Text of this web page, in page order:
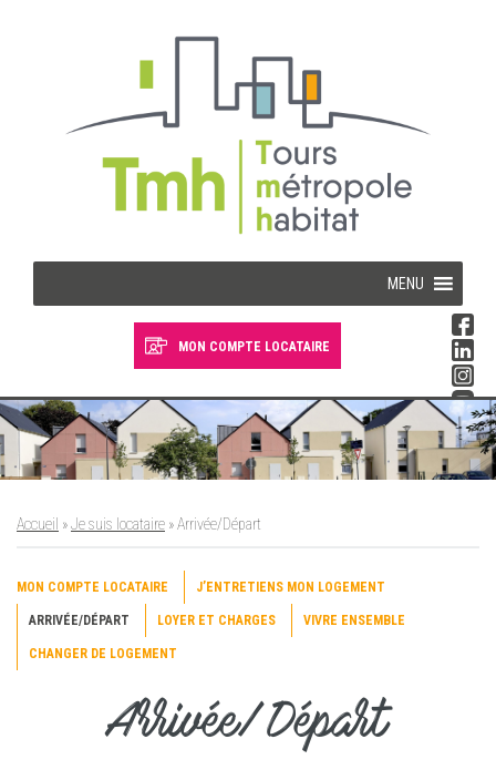
MENU
MON COMPTE LOCATAIRE
Devenir locataire Devenir propriétaire
Accueil »Je suis locataire »Arrivée/Départ
MON COMPTE LOCATAIRE J’ENTRETIENS MON LOGEMENT
ARRIVÉE/DÉPART LOYER ET CHARGES VIVRE ENSEMBLE
CHANGER DE LOGEMENT
Arrivée/Départ